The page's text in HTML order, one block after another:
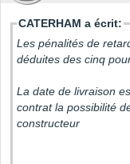
CATERHAM a écrit:
Les pénalités de
déduites des cinq
La date de livraison
contrat la possibilité
constructeur